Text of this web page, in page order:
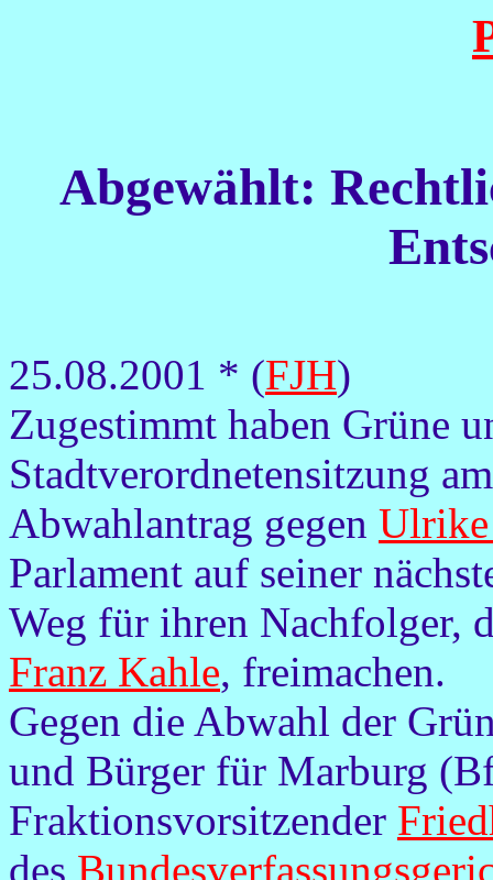
Abgewählt:
25.08.2001 * (FJH)
Zugestimmt haben Grüne
Stadtverordnetensitzung
Abwahlantrag gegen
Parlament auf seiner
Weg für ihren Nachfolger,
Franz Kahle, freimachen.
Gegen die Abwahl der
und Bürger für Marburg
Fraktionsvorsitzender
des